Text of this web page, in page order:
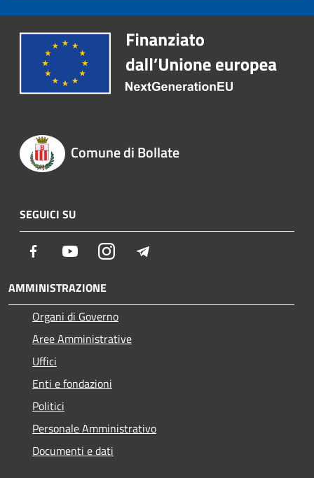
Comune di Bollate
SEGUICI SU
Facebook YoutubeInstagram
AMMINISTRAZIONE
Organi di Governo
Aree Amministrative
Uffici
Enti e fondazioni
Politici
Personale Amministrativo
Documenti e dati